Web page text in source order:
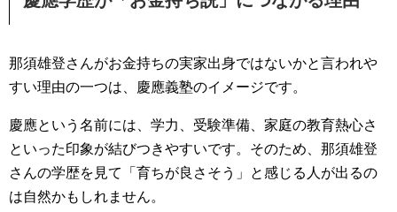
那須雄登さんがお金持ちの実家出身ではないかと言われや
すい理由の一つは、慶應義塾のイメージです。
慶應という名前には、学力、受験準備、家庭の教育熱心さ
といった印象が結びつきやすいです。そのため、那須雄登
さんの学歴を見て「育ちが良さそう」と感じる人が出るの
は自然かもしれません。